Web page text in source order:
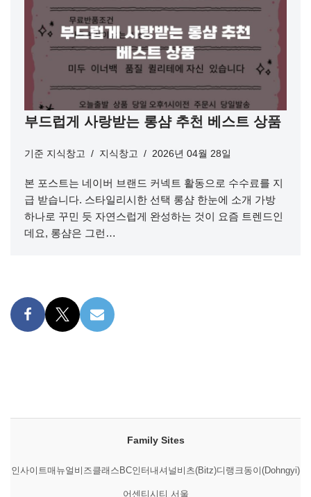
부드럽게 사랑받는 롱샴 추천 베스트 상품
기준 지식창고 지식창고 2026년 04월 28일
본 포스트는 네이버 브랜드 커넥트 활동으로 수수료를 지
급 받습니다. 스타일리시한 선택 롱샴 한눈에 소개 가방
하나로 꾸민 듯 자연스럽게 완성하는 것이 요즘 트렌드인
데요, 롱샴은 그런…
Family Sites
인사이트매뉴얼 비즈클래스 BC인터내셔널 비츠(Bitz)디랭크동이(Dohngyi)
어센티시티 서울